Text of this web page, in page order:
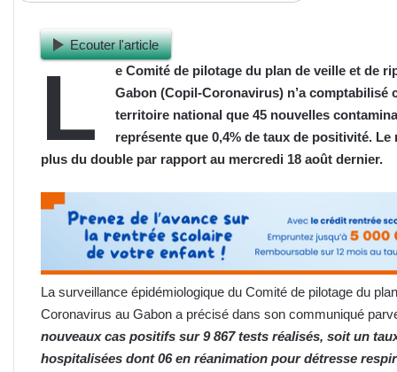
Ecouter l'article
L
e Comité de pilotage du plan de veille et de
Gabon (Copil-Coronavirus) n’a comptabilisé
territoire national que 45 nouvelles
représente que 0,4% de taux de positivité.
plus du double par rapport au mercredi 18 août dernier.
La surveillance épidémiologique du Comité de pilotage du
Coronavirus au Gabon a précisé dans son communiqué
nouveaux cas positifs sur 9 867 tests réalisés, soit un
hospitalisées dont 06 en réanimation pour détresse